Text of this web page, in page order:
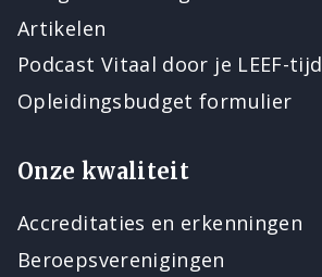
Artikelen
Podcast Vitaal door je LEEF-tijd
Opleidingsbudget formulier
Onze kwaliteit
Accreditaties en erkenningen
Beroepsverenigingen